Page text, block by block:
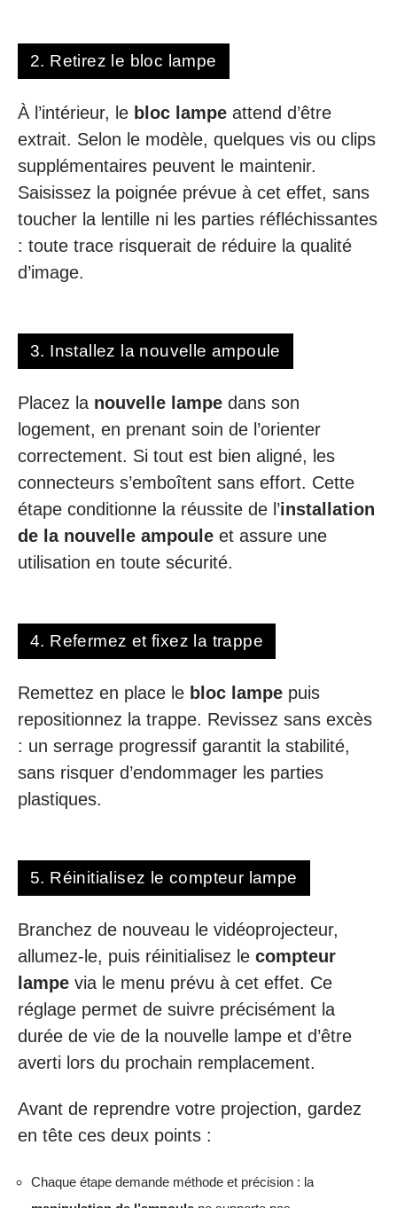
2. Retirez le bloc lampe
À l’intérieur, le bloc lampe attend d’être
extrait. Selon le modèle, quelques vis ou clips
supplémentaires peuvent le maintenir.
Saisissez la poignée prévue à cet effet, sans
toucher la lentille ni les parties réfléchissantes
: toute trace risquerait de réduire la qualité
d’image.
3. Installez la nouvelle ampoule
Placez la nouvelle lampe dans son
logement, en prenant soin de l’orienter
correctement. Si tout est bien aligné, les
connecteurs s’emboîtent sans effort. Cette
étape conditionne la réussite de l’installation
de la nouvelle ampoule et assure une
utilisation en toute sécurité.
4. Refermez et fixez la trappe
Remettez en place le bloc lampe puis
repositionnez la trappe. Revissez sans excès
: un serrage progressif garantit la stabilité,
sans risquer d’endommager les parties
plastiques.
5. Réinitialisez le compteur lampe
Branchez de nouveau le vidéoprojecteur,
allumez-le, puis réinitialisez le compteur
lampe via le menu prévu à cet effet. Ce
réglage permet de suivre précisément la
durée de vie de la nouvelle lampe et d’être
averti lors du prochain remplacement.
Avant de reprendre votre projection, gardez
en tête ces deux points :
Chaque étape demande méthode et précision : la